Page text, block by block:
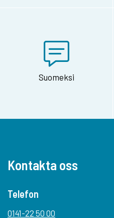
Suomeksi
Kontakta oss
Telefon
0141-22 50 00